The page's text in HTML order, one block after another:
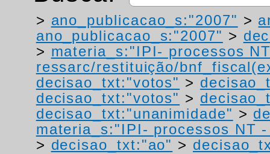
> ano_publicacao_s:"2007" >
ano_publicacao_s:"2007" >
> materia_s:"IPI- processos
ressarc/restituição/
decisao_txt:"votos" >
decisao_txt:"votos" >
decisao_txt:"unanimidade" >
materia_s:"IPI- processos NT
> decisao_txt:"ao" >